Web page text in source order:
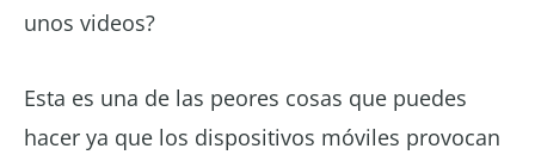
unos videos?
Esta es una de las peores cosas que puedes
hacer ya que los dispositivos móviles provocan